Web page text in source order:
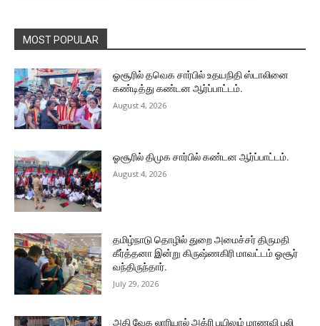
MOST POPULAR
ஓசூரில் தவெக சார்பில் உதயநிதி ஸ்டாலினை
கண்டித்து கண்டன ஆர்ப்பாட்டம்.
August 4, 2026
ஓசூரில் திமுக சார்பில் கண்டன ஆர்ப்பாட்டம்.
August 4, 2026
தமிழ்நாடு தொழில் துறை அமைச்சர் திருமதி
கீர்த்தனா இன்று கிருஷ்ணகிரி மாவட்டம் ஓசூர்
வந்திருந்தார்.
July 29, 2026
அதி வேக லாரியால் அக்ரி பயிலும் மாணவி பலி